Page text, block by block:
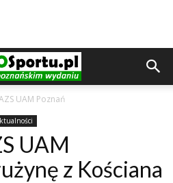
UAM Poznań
UAM
z Kościana